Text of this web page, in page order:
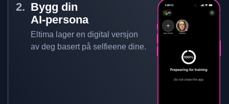
Bygg din
AI-persona
Eltima lager en digital versjon
av deg basert på selfieene dine.